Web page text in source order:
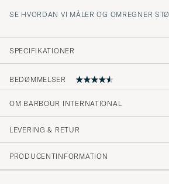
SE HVORDAN VI MÅLER OG OMREGNER
SPECIFIKATIONER
BEDØMMELSER
Fin jakke med god passform
ANDERS WAALER A
OM BARBOUR INTERNATIONAL
LEVERING & RETUR
PRODUCENTINFORMATION